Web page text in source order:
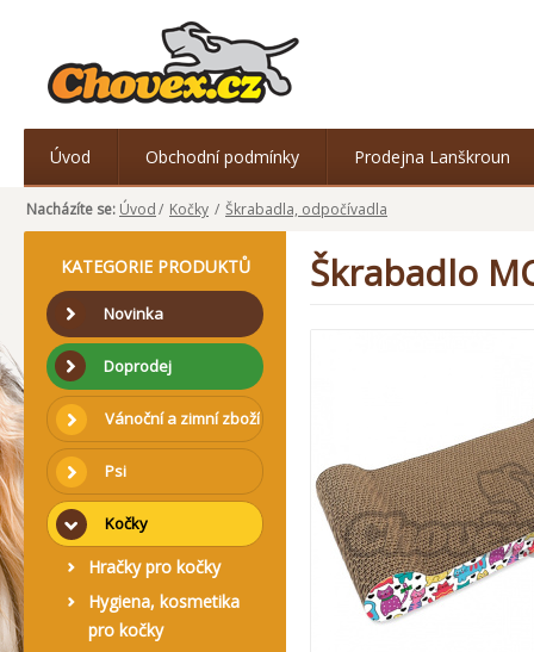
Úvod Obchodní podmínky Prodejna Lanškroun
Nacházíte se: Úvod/ Kočky / Škrabadla, odpočívadla
KATEGORIE PRODUKTŮ
Novinka
Doprodej
Vánoční a zimní zboží
Psi
Kočky
Hračky pro kočky
Hygiena, kosmetika
pro kočky
Škrabadlo